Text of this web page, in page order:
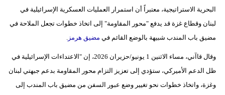
أبراج
فيديو
البحرية الاستراتيجية، معتبراً أن استمرار العمليات العسكرية الإسرائيلية في
لبنان وقطاع غزة قد يدفع "محور المقاومة" إلى اتخاذ خطوات تجعل الملاحة في
مضيق باب المندب شبيهة بالوضع القائم في مضيق هرمز.
وقال قاآني، مساء الاثنين 1 يونيو/حزيران 2026، إن "الاعتداءات الإسرائيلية في
ظل الدعم الأميركي، ستؤدي إلى تعزيز التزام محور المقاومة بدعم جبهتي لبنان
وغزة، واتخاذ خطوات نحو تغيير وضع عبور السفن من مضيق باب المندب إلى